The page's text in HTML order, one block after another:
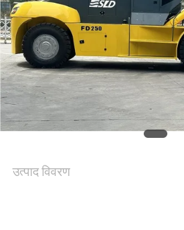
उत्पाद विवरण